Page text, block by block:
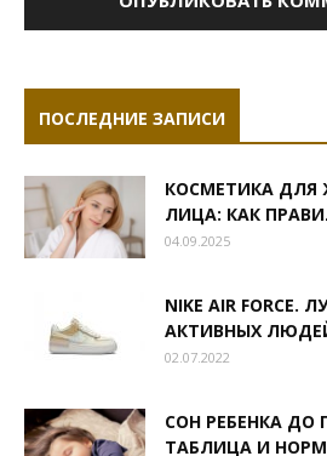
ПОСЛЕДНИЕ ЗАПИСИ
КОСМЕТИКА
ЛИЦА: КАК
04.09.2025
NIKE AIR
АКТИВНЫХ
02.07.2022
СОН РЕБЕНКА ДО
ТАБЛИЦА И